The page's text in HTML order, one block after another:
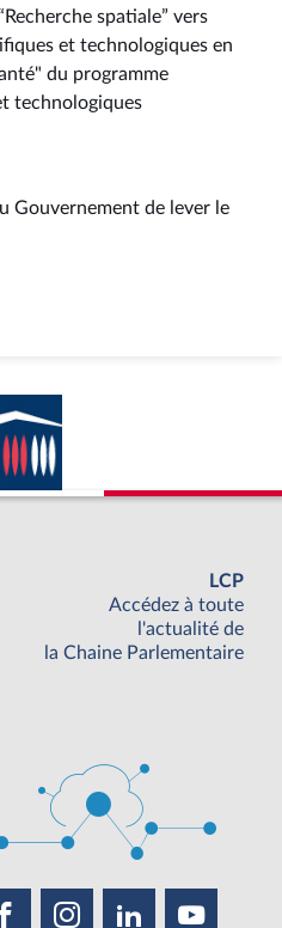
spatiale” vers
et technologiques en
du programme
technologiques
Gouvernement de lever le
LCP
Accédez à toute
l'actualité de
la Chaine Parlementaire